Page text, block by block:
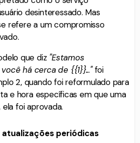
desinteressado. Mas
refere a um compromisso
que diz "Estamos
há cerca de {{1}}..."foi
2, quando foi reformulado para
e hora específicas em que uma
foi aprovada.
atualizações periódicas